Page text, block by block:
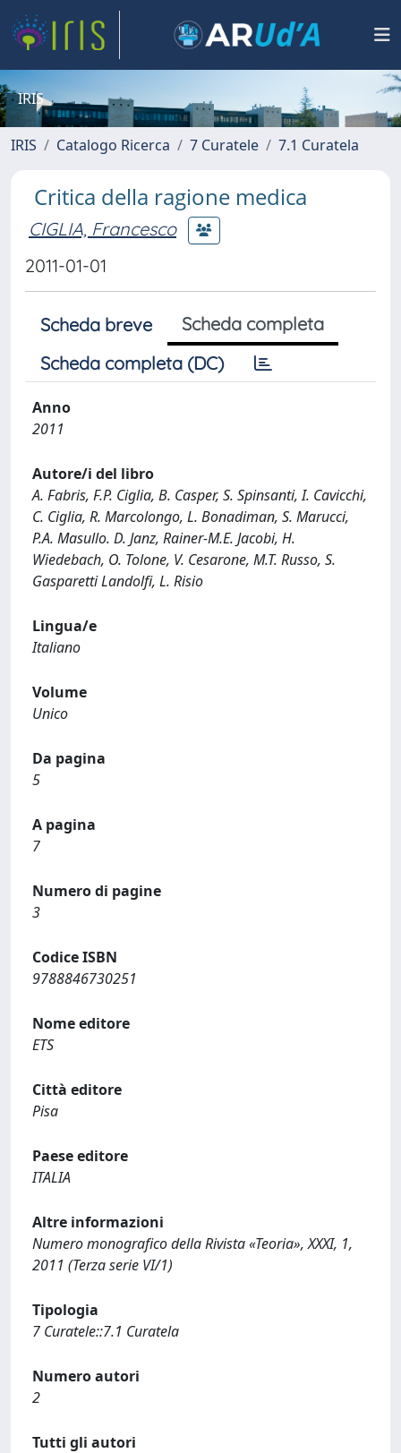
IRIS
IRIS Catalogo Ricerca 7 Curatele 7.1 Curatela
Critica della ragione medica
CIGLIA, Francesco
2011-01-01
Scheda breve
Scheda completa
Scheda completa (DC)
Anno
2011
Autore/i del libro
A. Fabris, F.P. Ciglia, B. Casper, S. Spinsanti, I. Cavicchi,
C. Ciglia, R. Marcolongo, L. Bonadiman, S. Marucci,
P.A. Masullo. D. Janz, Rainer-M.E. Jacobi, H.
Wiedebach, O. Tolone, V. Cesarone, M.T. Russo, S.
Gasparetti Landolfi, L. Risio
Lingua/e
Italiano
Volume
Unico
Da pagina
5
A pagina
7
Numero di pagine
3
Codice ISBN
9788846730251
Nome editore
ETS
Città editore
Pisa
Paese editore
ITALIA
Altre informazioni
Numero monografico della Rivista «Teoria», XXXI, 1,
2011 (Terza serie VI/1)
Tipologia
7 Curatele::7.1 Curatela
Numero autori
2
Tutti gli autori